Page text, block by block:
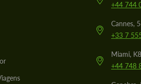
+44 744
Cannes,
+33 7
Miami,
+44 748